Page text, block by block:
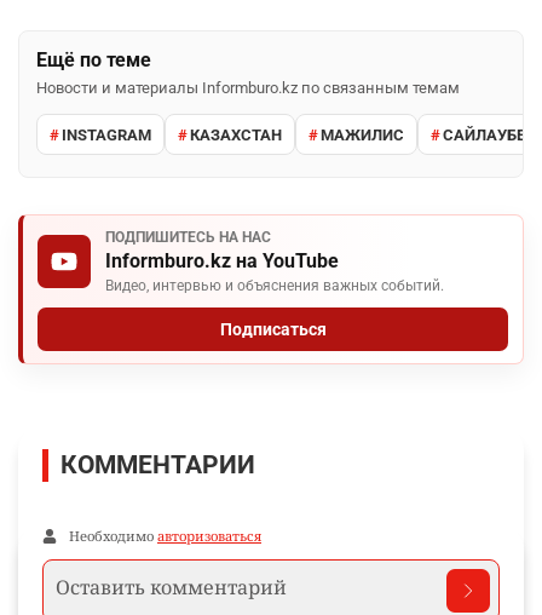
Ещё по теме
Новости и материалы Informburo.kz по связанным темам
INSTAGRAM КАЗАХСТАН МАЖИЛИС САЙЛАУБЕК
ПОДПИШИТЕСЬ НА НАС
Informburo.kz на YouTube
Видео, интервью и объяснения важных событий.
Подписаться
КОММЕНТАРИИ
Необходимо авторизоваться